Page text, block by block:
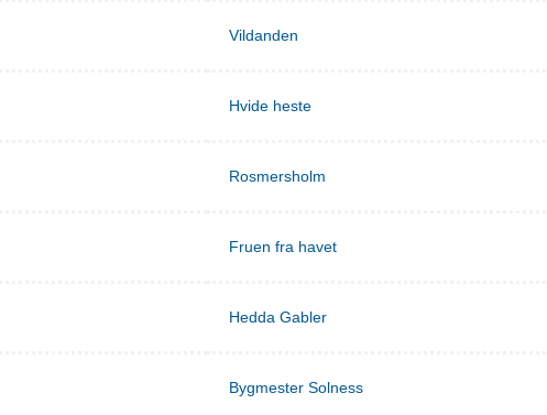
Vildanden
Hvide heste
Rosmersholm
Fruen fra havet
Hedda Gabler
Bygmester Solness